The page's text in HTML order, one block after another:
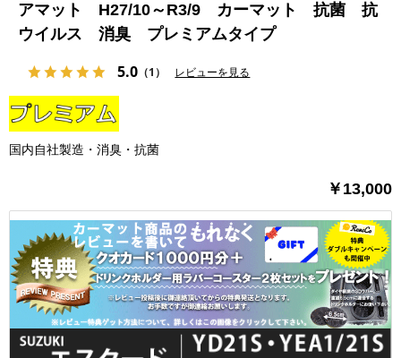
アマット H27/10～R3/9 カーマット 抗菌 抗
ウイルス 消臭 プレミアムタイプ
5.0 （1） レビューを見る
国内自社製造・消臭・抗菌
￥13,000